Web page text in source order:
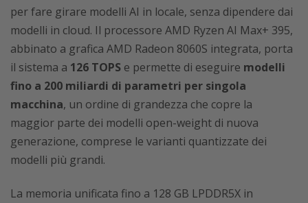
per fare girare modelli AI in locale, senza dipendere dai
modelli in cloud. Il processore AMD Ryzen AI Max+ 395,
abbinato a grafica AMD Radeon 8060S integrata, porta
il sistema a 126 TOPS e permette di eseguire modelli
fino a 200 miliardi di parametri per singola
macchina, un ordine di grandezza che copre la
maggior parte dei modelli open-weight di nuova
generazione, comprese le varianti quantizzate dei
modelli più grandi.
La memoria unificata fino a 128 GB LPDDR5X in